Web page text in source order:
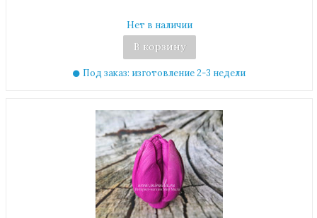
Нет в наличии
В корзину
Под заказ: изготовление 2-3 недели